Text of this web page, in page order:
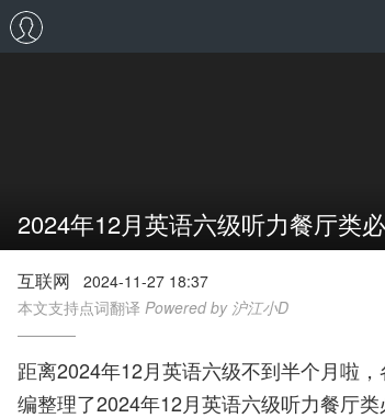
2024年12月英语六级听力餐厅类
互联网
2024-11-27 18:37
本文支持点词翻译 Powered by 沪江小D
距离2024年12月英语六级不到半个月啦
编整理了2024年12月英语六级听力餐厅